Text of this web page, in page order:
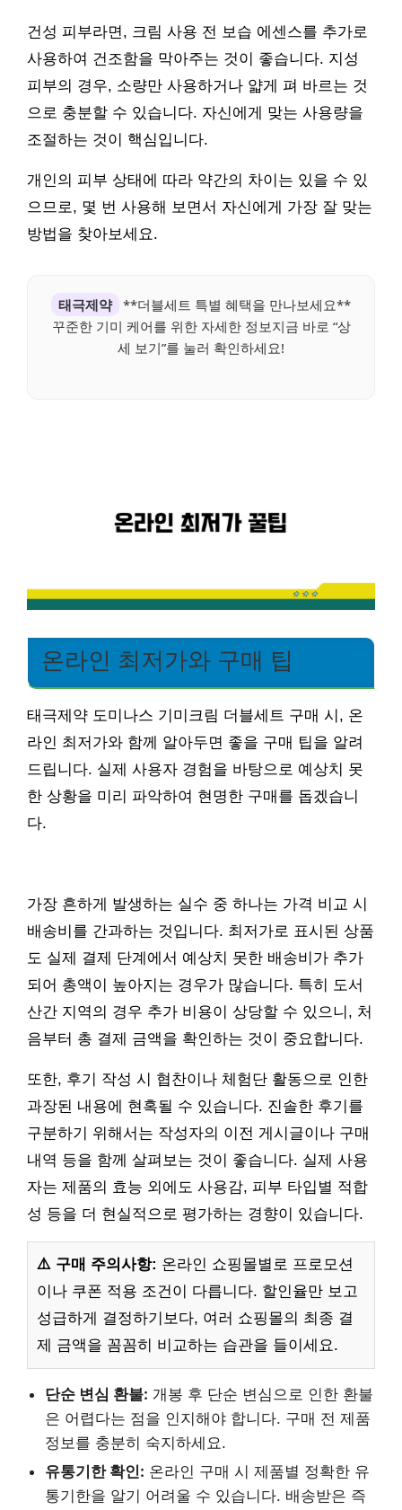
건성 피부라면, 크림 사용 전 보습 에센스를 추가로
사용하여 건조함을 막아주는 것이 좋습니다. 지성
피부의 경우, 소량만 사용하거나 얇게 펴 바르는 것
으로 충분할 수 있습니다. 자신에게 맞는 사용량을
조절하는 것이 핵심입니다.
개인의 피부 상태에 따라 약간의 차이는 있을 수 있
으므로, 몇 번 사용해 보면서 자신에게 가장 잘 맞는
방법을 찾아보세요.
태극제약 **더블세트 특별 혜택을 만나보세요**
꾸준한 기미 케어를 위한 자세한 정보지금 바로 “상
세 보기”를 눌러 확인하세요!
온라인 최저가와 구매 팁
태극제약 도미나스 기미크림 더블세트 구매 시, 온
라인 최저가와 함께 알아두면 좋을 구매 팁을 알려
드립니다. 실제 사용자 경험을 바탕으로 예상치 못
한 상황을 미리 파악하여 현명한 구매를 돕겠습니
다.
가장 흔하게 발생하는 실수 중 하나는 가격 비교 시
배송비를 간과하는 것입니다. 최저가로 표시된 상품
도 실제 결제 단계에서 예상치 못한 배송비가 추가
되어 총액이 높아지는 경우가 많습니다. 특히 도서
산간 지역의 경우 추가 비용이 상당할 수 있으니, 처
음부터 총 결제 금액을 확인하는 것이 중요합니다.
또한, 후기 작성 시 협찬이나 체험단 활동으로 인한
과장된 내용에 현혹될 수 있습니다. 진솔한 후기를
구분하기 위해서는 작성자의 이전 게시글이나 구매
내역 등을 함께 살펴보는 것이 좋습니다. 실제 사용
자는 제품의 효능 외에도 사용감, 피부 타입별 적합
성 등을 더 현실적으로 평가하는 경향이 있습니다.
⚠️ 구매 주의사항: 온라인 쇼핑몰별로 프로모션
이나 쿠폰 적용 조건이 다릅니다. 할인율만 보고
성급하게 결정하기보다, 여러 쇼핑몰의 최종 결
제 금액을 꼼꼼히 비교하는 습관을 들이세요.
단순 변심 환불: 개봉 후 단순 변심으로 인한 환불
은 어렵다는 점을 인지해야 합니다. 구매 전 제품
정보를 충분히 숙지하세요.
유통기한 확인: 온라인 구매 시 제품별 정확한 유
통기한을 알기 어려울 수 있습니다. 배송받은 즉